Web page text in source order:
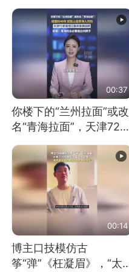
00:37
你楼下的“兰州拉面”或改
名“青海拉面”，天津72家
00:14
博主口技模仿古
筝“弹”《枉凝眉》，“太